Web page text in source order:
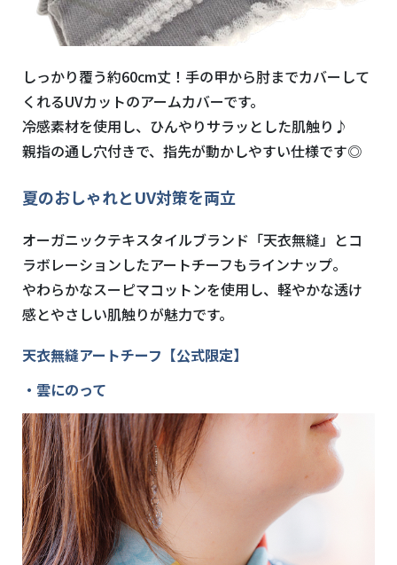
しっかり覆う約60cm丈！手の甲から肘までカバーして
くれるUVカットのアームカバーです。
冷感素材を使用し、ひんやりサラッとした肌触り♪
親指の通し穴付きで、指先が動かしやすい仕様です◎
夏のおしゃれとUV対策を両立
オーガニックテキスタイルブランド「天衣無縫」とコ
ラボレーションしたアートチーフもラインナップ。
やわらかなスーピマコットンを使用し、軽やかな透け
感とやさしい肌触りが魅力です。
天衣無縫アートチーフ【公式限定】
・雲にのって